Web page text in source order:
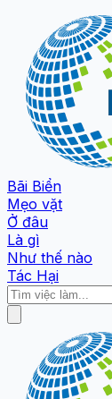
Bãi Biển
Mẹo vặt
Ở đâu
Là gì
Như thế nào
Tác Hại